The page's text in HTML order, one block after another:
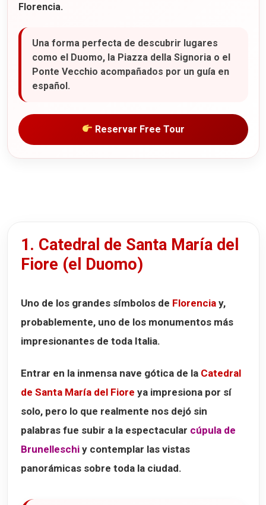
Florencia.
Una forma perfecta de descubrir lugares
como el Duomo, la Piazza della Signoria o el
Ponte Vecchio acompañados por un guía en
español.
Reservar Free Tour
1. Catedral de Santa María del
Fiore (el Duomo)
Uno de los grandes símbolos de Florencia y,
probablemente, uno de los monumentos más
impresionantes de toda Italia.
Entrar en la inmensa nave gótica de la Catedral
de Santa María del Fiore ya impresiona por sí
solo, pero lo que realmente nos dejó sin
palabras fue subir a la espectacular cúpula de
Brunelleschi y contemplar las vistas
panorámicas sobre toda la ciudad.